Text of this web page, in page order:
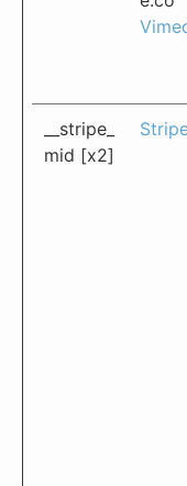
__stripe_
mid [x2]